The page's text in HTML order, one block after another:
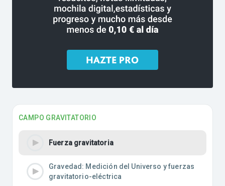
CAMPO GRAVITATORIO
Fuerza gravitatoria
Gravedad: Medición del Universo y fuerzas
gravitatorio-eléctrica